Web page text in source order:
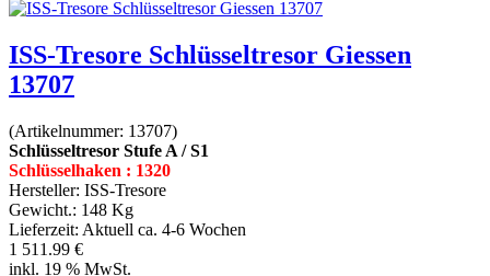
ISS-Tresore Schlüsseltresor Giessen
13707
(Artikelnummer: 13707)
Schlüsseltresor Stufe A / S1
Schlüsselhaken : 1320
Hersteller: ISS-Tresore
Gewicht.: 148 Kg
Lieferzeit: Aktuell ca. 4-6 Wochen
1 511.99 €
inkl. 19 % MwSt.